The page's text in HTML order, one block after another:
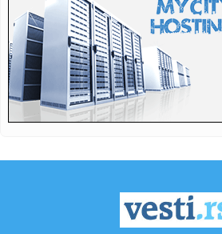
23:06:Jovanovića čeka ogroman
poražen
23:04:Od jutarnje kafe do večernjeg
din...
23:03:Vatreni pakao kod Doljevca!
plamen ...
Šteta! Mlade lavice ostale bez